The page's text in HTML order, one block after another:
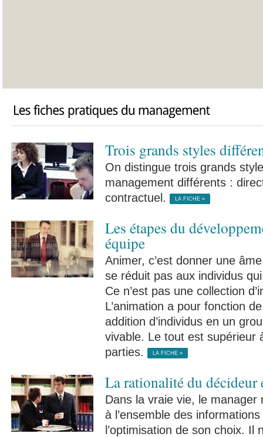
Trois grands styles
On distingue trois grands
management différents :
contractuel.
LA FICHE »
Les étapes du
équipe
Animer, c’est donner une
se réduit pas aux individus
Ce n’est pas une collection
L’animation a pour fonction
addition d’individus en un
vivable. Le tout est supérieur
parties.
LA FICHE »
La rationalité du décideur
Dans la vraie vie, le manager
à l’ensemble des
l’optimisation de son choix. Il